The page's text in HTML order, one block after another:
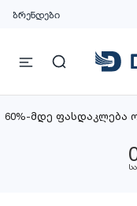
ბრენდები
60%-მდე ფასდაკლება